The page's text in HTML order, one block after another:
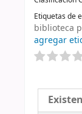
Etiquetas de
biblioteca
agregar